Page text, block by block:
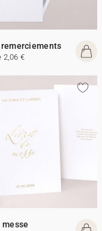
2,06 €